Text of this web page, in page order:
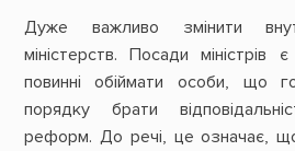
Дуже важливо змінити
міністерств. Посади міністрів
повинні обіймати особи, що
порядку брати
реформ. До речі, це означає, що